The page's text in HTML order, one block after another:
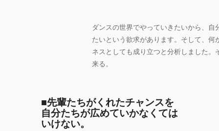
ダンスの世界でやっていきたいから、
たいという欲求があります。そして、
ネスとしても成り立つと分析しました
来る。
■先輩たちがくれたチャンスを
自分たちが広めていかなくては
いけない。